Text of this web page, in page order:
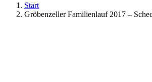
Start
Gröbenzeller Familienlauf 2017 –